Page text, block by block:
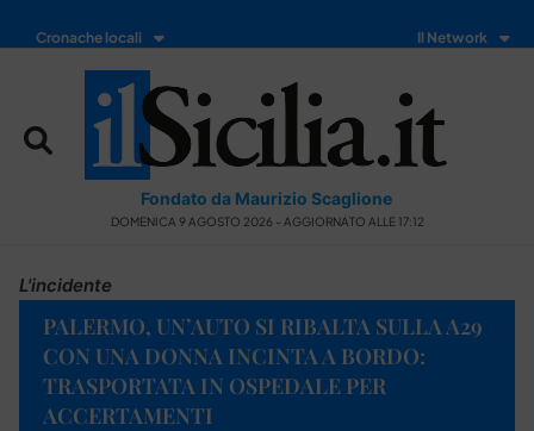
Cronache locali Il Network
Fondato da Maurizio Scaglione
DOMENICA 9 AGOSTO 2026 - AGGIORNATO ALLE 17:12
L'incidente
PALERMO, UN’AUTO SI RIBALTA SULLA A29
CON UNA DONNA INCINTA A BORDO:
TRASPORTATA IN OSPEDALE PER
ACCERTAMENTI